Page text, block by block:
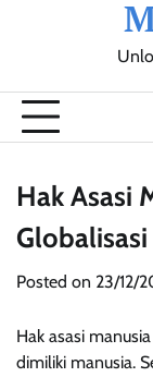
Hak Asasi
Posted on 23/12/
Hak asasi
dimiliki manusia.